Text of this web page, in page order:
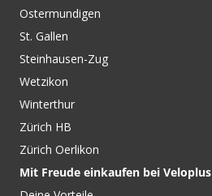
Ostermundigen
St. Gallen
Steinhausen-Zug
Wetzikon
Winterthur
Zürich HB
Zürich Oerlikon
Mit Freude einkaufen bei Veloplus